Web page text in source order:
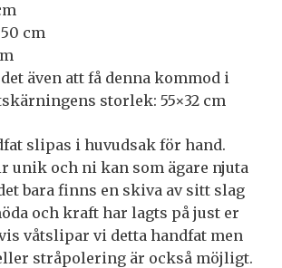
cm
även att få denna kommod i
storlek: 55×32 cm
slipas i huvudsak för hand.
unik och ni kan som ägare njuta
bara finns en skiva av sitt slag
och kraft har lagts på just er
våtslipar vi detta handfat men
stråpolering är också möjligt.